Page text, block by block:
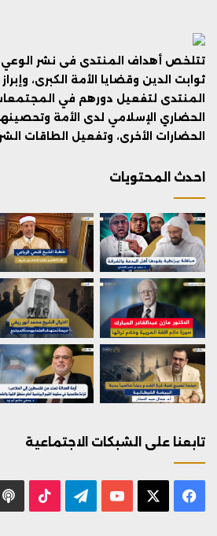
تتلخص أهداف المنتدى فى نشر
ثوابت الدين وقضايا الأمة الكبرى،
المنتدى لتفعيل دورهم في
الحضاري الإسلامي لدى الأمة
الحضارات الأخرى، وتفعيل الطاقات
احدث المحتويات
تابعنا على الشبكات الاجتماعية
فيسبوك يوتيوب تيلقرام